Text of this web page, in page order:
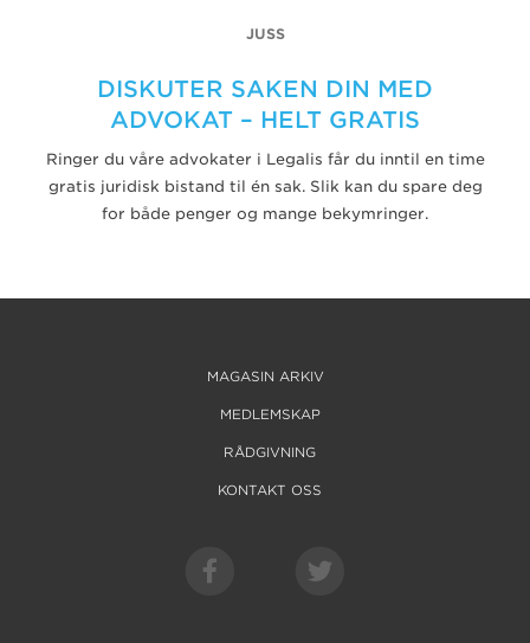
JUSS
DISKUTER SAKEN DIN MED
ADVOKAT – HELT GRATIS
Ringer du våre advokater i Legalis får du inntil en time
gratis juridisk bistand til én sak. Slik kan du spare deg
for både penger og mange bekymringer.
MAGASIN ARKIV
MEDLEMSKAP
RÅDGIVNING
KONTAKT OSS